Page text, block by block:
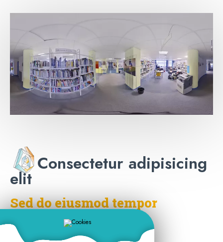
Consectetur adipisicing
elit
Sed do eiusmod tempor
Ut enim ad minim veniam